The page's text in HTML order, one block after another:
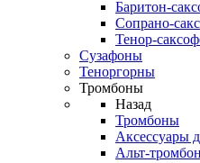
Баритон-
Сопрано-
Тенор-
Сузафоны
Теноргорны
Тромбоны
Назад
Тромбоны
Аксессуары
Альт-